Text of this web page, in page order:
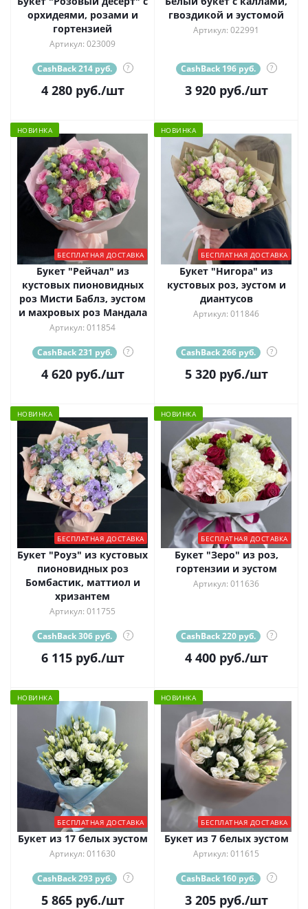
орхидеями, розами и
гортензией
Артикул: 023009
CashBack 214 руб. ?
4 280руб./шт
гвоздикой и эустомой
Артикул: 022991
CashBack 196 руб. ?
3 920руб./шт
НОВИНКА
БЕСПЛАТНАЯ ДОСТАВКА
Букет "Рейчал" из
кустовых пионовидных
роз Мисти Баблз, эустом
и махровых роз Мандала
Артикул: 011854
CashBack 231 руб. ?
4 620руб./шт
НОВИНКА
БЕСПЛАТНАЯ ДОСТАВКА
Букет "Нигора" из
кустовых роз, эустом и
диантусов
Артикул: 011846
CashBack 266 руб. ?
5 320руб./шт
НОВИНКА
БЕСПЛАТНАЯ ДОСТАВКА
Букет "Роуз" из кустовых
пионовидных роз
Бомбастик, маттиол и
хризантем
Артикул: 011755
CashBack 306 руб. ?
6 115руб./шт
НОВИНКА
БЕСПЛАТНАЯ ДОСТАВКА
Букет "Зеро" из роз,
гортензии и эустом
Артикул: 011636
CashBack 220 руб. ?
4 400руб./шт
НОВИНКА
БЕСПЛАТНАЯ ДОСТАВКА
Букет из 17 белых эустом
Артикул: 011630
CashBack 293 руб. ?
5 865руб./шт
НОВИНКА
БЕСПЛАТНАЯ ДОСТАВКА
Букет из 7 белых эустом
Артикул: 011615
CashBack 160 руб. ?
3 205руб./шт